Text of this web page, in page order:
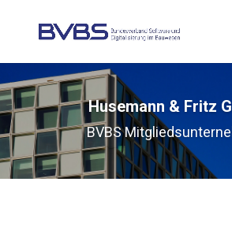
Huse­mann & Fritz
BVBS